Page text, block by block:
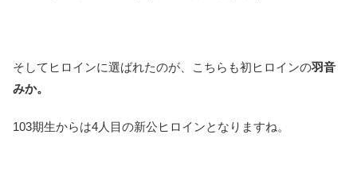
そしてヒロインに選ばれたのが、こちらも初ヒロインの羽音
みか。
103期生からは4人目の新公ヒロインとなりますね。